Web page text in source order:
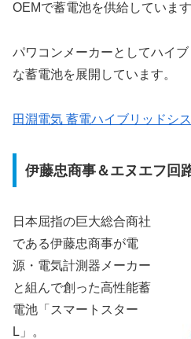
OEMで蓄電池を供給しています
パワコンメーカーとしてハイ
な蓄電池を展開しています。
田淵電気 蓄電ハイブリッドシ
伊藤忠商事＆エヌエフ回
日本屈指の巨大総合商社
である伊藤忠商事が電
源・電気計測器メーカー
と組んで創った高性能蓄
電池「スマートスター
L」。